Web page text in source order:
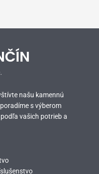
našu kamennú
s výberom
vašich potrieb a